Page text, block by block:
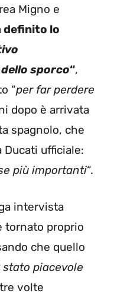
Migno e
definito lo
sporco“,
“per far perdere
dopo è arrivata
spagnolo, che
Ducati ufficiale:
più importanti“.
intervista
tornato proprio
che quello
stato piacevole
tre volte